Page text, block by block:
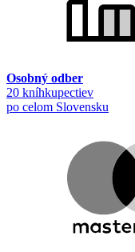
Osobný odber
20 kníhkupectiev
po celom Slovensku